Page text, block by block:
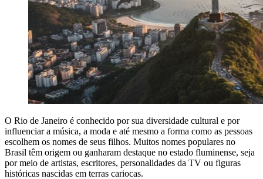
O Rio de Janeiro é conhecido por sua diversidade cultural e por
influenciar a música, a moda e até mesmo a forma como as pessoas
escolhem os nomes de seus filhos. Muitos nomes populares no
Brasil têm origem ou ganharam destaque no estado fluminense, seja
por meio de artistas, escritores, personalidades da TV ou figuras
históricas nascidas em terras cariocas.